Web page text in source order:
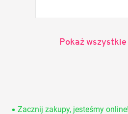
Pokaż
Zacznij zakupy, jesteśmy online!